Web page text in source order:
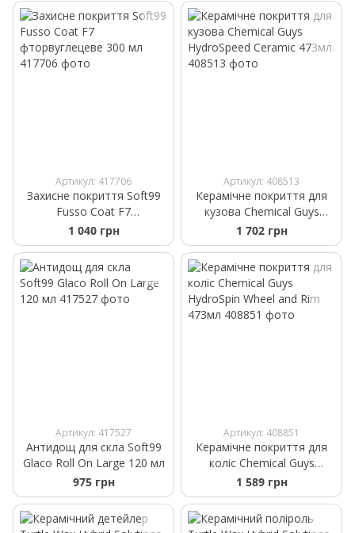
Артикул: 417706
Захисне покриття Soft99
Fusso Coat F7
фторвуглецеве 300 мл
1 040 грн
Артикул: 408513
Керамічне покриття для
кузова Chemical Guys
HydroSpeed Ceramic 473мл
1 702 грн
Артикул: 417527
Антидощ для скла Soft99
Glaco Roll On Large 120 мл
975 грн
Артикул: 408851
Керамічне покриття для
коліс Chemical Guys
HydroSpin Wheel and Rim
473мл
1 589 грн